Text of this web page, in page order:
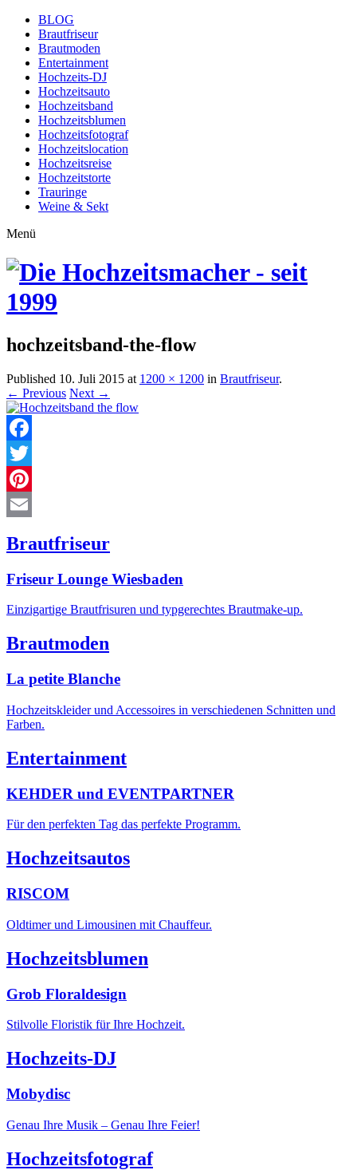
BLOG
Brautfriseur
Brautmoden
Entertainment
Hochzeits-DJ
Hochzeitsauto
Hochzeitsband
Hochzeitsblumen
Hochzeitsfotograf
Hochzeitslocation
Hochzeitsreise
Hochzeitstorte
Trauringe
Weine & Sekt
Menü
hochzeitsband-the-flow
Published 10. Juli 2015 at 1200 × 1200 in Brautfriseur.
← Previous Next →
Facebook
Twitter
Pinterest
Brautfriseur
Friseur Lounge Wiesbaden
Einzigartige Brautfrisuren und typgerechtes Brautmake-up.
Brautmoden
La petite Blanche
Hochzeitskleider und Accessoires in verschiedenen Schnitten und
Farben.
Entertainment
KEHDER und EVENTPARTNER
Für den perfekten Tag das perfekte Programm.
Hochzeitsautos
RISCOM
Oldtimer und Limousinen mit Chauffeur.
Hochzeitsblumen
Grob Floraldesign
Stilvolle Floristik für Ihre Hochzeit.
Hochzeits-DJ
Mobydisc
Genau Ihre Musik – Genau Ihre Feier!
Hochzeitsfotograf